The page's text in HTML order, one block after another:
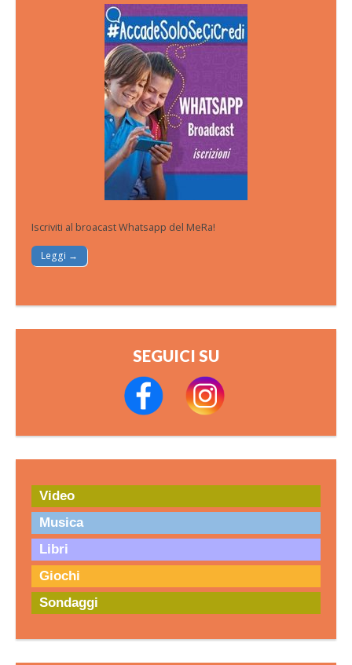
Iscriviti al broacast Whatsapp del MeRa!
Leggi →
SEGUICI SU
Video
Musica
Libri
Giochi
Sondaggi